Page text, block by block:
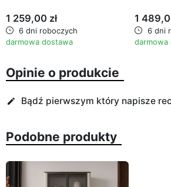
1 259,00 zł
6 dni roboczych
darmowa dostawa
1
6 dni
darmowa
Opinie o produkcie
edit Bądź pierwszym który napisze
Podobne produkty